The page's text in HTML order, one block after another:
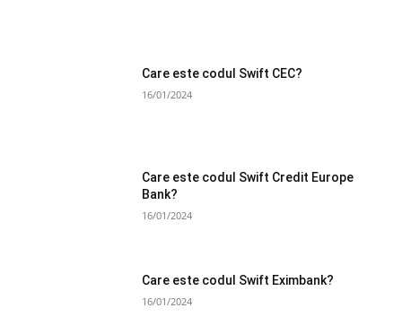
Care este codul Swift CEC?
16/01/2024
Care este codul Swift Credit Europe
Bank?
16/01/2024
Care este codul Swift Eximbank?
16/01/2024